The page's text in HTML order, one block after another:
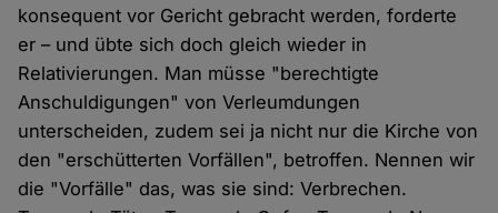
konsequent vor Gericht gebracht werden, forderte
er – und übte sich doch gleich wieder in
Relativierungen. Man müsse "berechtigte
Anschuldigungen" von Verleumdungen
unterscheiden, zudem sei ja nicht nur die Kirche von
den "erschütterten Vorfällen", betroffen. Nennen wir
die "Vorfälle" das, was sie sind: Verbrechen.